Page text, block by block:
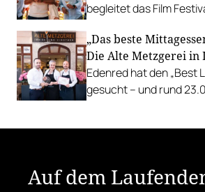
begleitet das Film
mit Cocktails, Snacks
„Das beste
Die Alte Metzgerei in
Edenred hat den „Best
gesucht – und rund
Auf dem